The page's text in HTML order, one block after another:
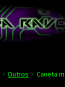
Outros
Caneta